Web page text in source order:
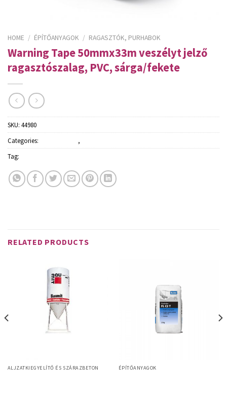
HOME / ÉPÍTŐANYAGOK / RAGASZTÓK, PURHABOK
Warning Tape 50mmx33m veszélyt jelző
ragasztószalag, PVC, sárga/fekete
SKU: 44980
Categories:
,
Tag:
RELATED PRODUCTS
ALJZATKIEGYELÍTŐ ÉS SZÁRAZBETON ÉPÍTŐANYAGOK